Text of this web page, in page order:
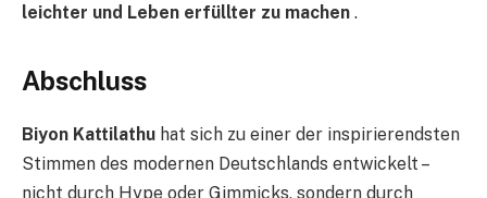
leichter und Leben erfüllter zu machen .
Abschluss
Biyon Kattilathu hat sich zu einer der inspirierendsten
Stimmen des modernen Deutschlands entwickelt –
nicht durch Hype oder Gimmicks, sondern durch